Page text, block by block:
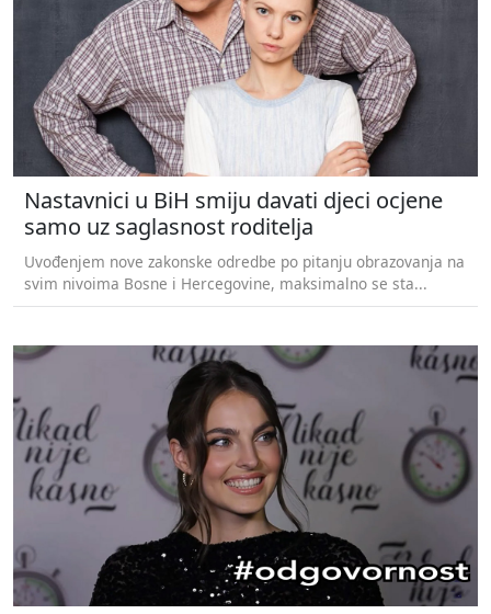
Nastavnici u BiH smiju davati djeci ocjene
samo uz saglasnost roditelja
Uvođenjem nove zakonske odredbe po pitanju obrazovanja na
svim nivoima Bosne i Hercegovine, maksimalno se sta...